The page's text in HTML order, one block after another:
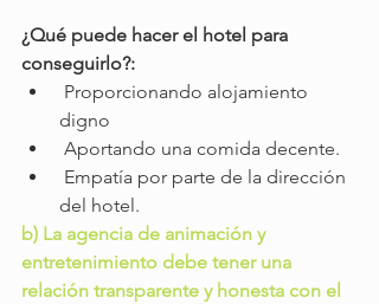
¿Qué puede hacer el hotel para
conseguirlo?:
digno
Aportando una comida decente.
del hotel.
b) La agencia de animación y
entretenimiento debe tener una
relación transparente y honesta con el